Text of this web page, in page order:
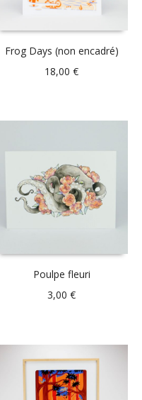
Frog Days (non encadré)
18,00€
Poulpe fleuri
3,00€